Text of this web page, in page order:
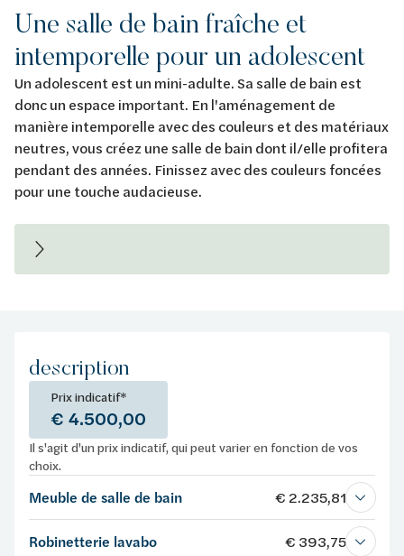
Une salle de bain fraîche et
intemporelle pour un adolescent
Un adolescent est un mini-adulte. Sa salle de bain est
donc un espace important. En l'aménagement de
manière intemporelle avec des couleurs et des matériaux
neutres, vous créez une salle de bain dont il/elle profitera
pendant des années. Finissez avec des couleurs foncées
pour une touche audacieuse.
description
Prix indicatif*
€ 4.500,00
Il s'agit d'un prix indicatif, qui peut varier en fonction de vos
choix.
Meuble de salle de bain € 2.235,81
Robinetterie lavabo € 393,75